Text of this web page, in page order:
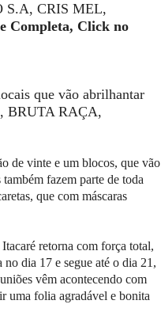
S.A, CRIS MEL,
Completa, Click no
que vão abrilhantar
BRUTA RAÇA,
de vinte e um blocos, que vão
fazem parte de toda
que com máscaras
retorna com força total,
dia 17 e segue até o dia 21,
vêm acontecendo com
uma folia agradável e bonita